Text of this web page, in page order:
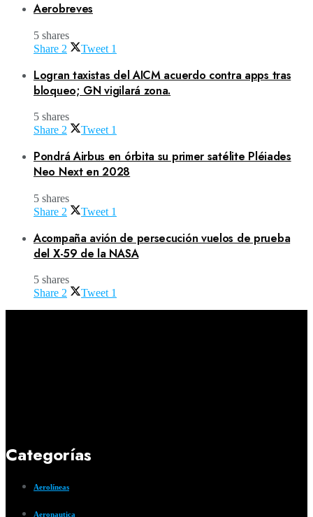
Aerobreves
5 shares
Share 2 Tweet 1
Logran taxistas del AICM acuerdo contra apps tras
bloqueo; GN vigilará zona.
5 shares
Share 2 Tweet 1
Pondrá Airbus en órbita su primer satélite Pléiades
Neo Next en 2028
5 shares
Share 2 Tweet 1
Acompaña avión de persecución vuelos de prueba
del X-59 de la NASA
5 shares
Share 2 Tweet 1
Categorías
Aerolíneas
Aeronautica